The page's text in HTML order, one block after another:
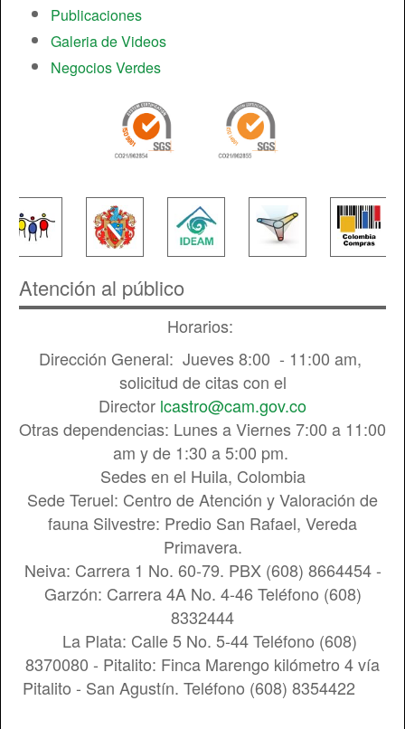
Publicaciones
Galeria de Videos
Negocios Verdes
Atención al público
Horarios:
Dirección General: Jueves 8:00 - 11:00 am,
solicitud de citas con el
Director lcastro@cam.gov.co
Otras dependencias: Lunes a Viernes 7:00 a 11:00
am y de 1:30 a 5:00 pm.
Sedes en el Huila, Colombia
Sede Teruel: Centro de Atención y Valoración de
fauna Silvestre: Predio San Rafael, Vereda
Primavera.
Neiva: Carrera 1 No. 60-79. PBX (608) 8664454 -
Garzón: Carrera 4A No. 4-46 Teléfono (608)
8332444
La Plata: Calle 5 No. 5-44 Teléfono (608)
8370080 - Pitalito: Finca Marengo kilómetro 4 vía
Pitalito - San Agustín. Teléfono (608) 8354422